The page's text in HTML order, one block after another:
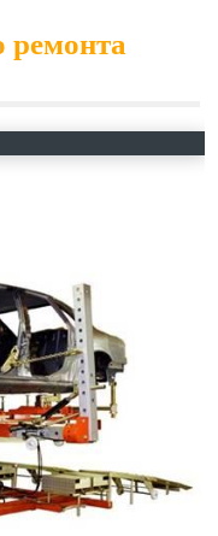
ремонта